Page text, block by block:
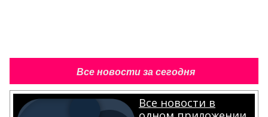
Все новости за сегодня
Все новости в